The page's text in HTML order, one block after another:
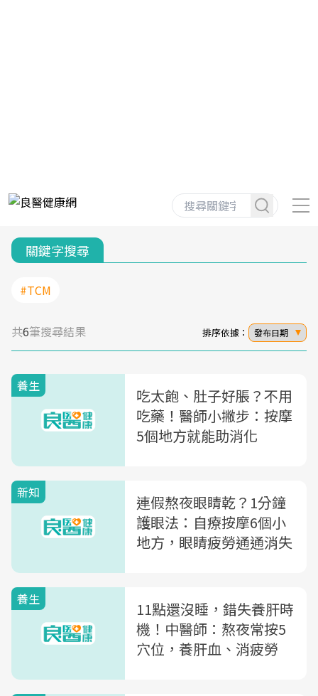
關鍵字搜尋
#TCM
共6筆搜尋結果 排序依據： 發布日期
養生
吃太飽、肚子好脹？不用
吃藥！醫師小撇步：按摩
5個地方就能助消化
新知
連假熬夜眼睛乾？1分鐘
護眼法：自療按摩6個小
地方，眼睛疲勞通通消失
養生
11點還沒睡，錯失養肝時
機！中醫師：熬夜常按5
穴位，養肝血、消疲勞